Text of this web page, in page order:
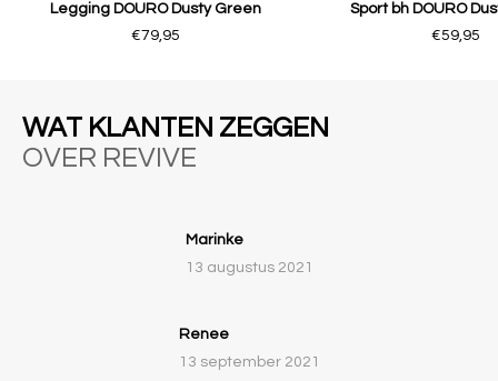
Legging DOURO Dusty Green
€79,95
Sport bh DOURO
€59,95
WAT KLANTEN ZEGGEN
OVER REVIVE
Marinke
13 augustus 2021
Renee
13 september 2021